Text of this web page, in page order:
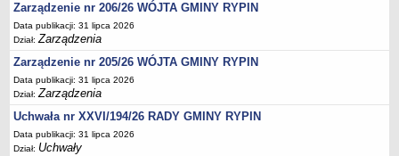
Regulamin naboru na wolne stanowiska urzędnicze
Ogłoszenia o naborze na wolne stanowiska urzędnicze
Lista kandydatów spełniających wymagania formalne w naborach na
wolne stanowiska urzędnicze
Wyniki naboru na wolne stanowiska urzędnicze
Sygnaliści
Zarządzenie nr 206/26 WÓJTA GMINY RYPIN
Data publikacji: 31 lipca 2026
Dział:Zarządzenia
Zarządzenie nr 205/26 WÓJTA GMINY RYPIN
Data publikacji: 31 lipca 2026
Dział:Zarządzenia
Uchwała nr XXVI/194/26 RADY GMINY RYPIN
Data publikacji: 31 lipca 2026
Dział: Uchwały